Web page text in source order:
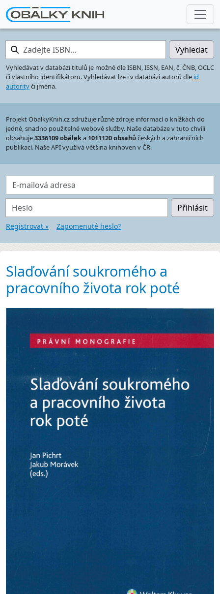
Zadejte ISBN… Vyhledat
Vyhledávat v databázi titulů je možné dle ISBN, ISSN, EAN, č. ČNB, OCLC
či vlastního identifikátoru. Vyhledávat lze i v databázi autorů dle id
autorityči jména.
Projekt ObalkyKnih.cz sdružuje různé zdroje informací o knížkách do
jedné, snadno použitelné webové služby. Naše databáze v tuto chvíli
obsahuje3336109 obáleka 1011120 obsahůčeských a zahraničních
publikací. Naše API využívá většina knihoven v ČR.
E-mailová adresa
Heslo Přihlásit
Registrovat » Zapomenuté heslo?
Slaďování soukromého a
pracovního života rok poté